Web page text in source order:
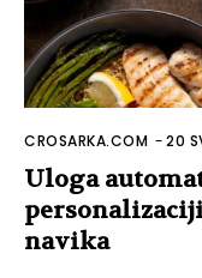
CROSARKA.COM -20
Uloga
navika